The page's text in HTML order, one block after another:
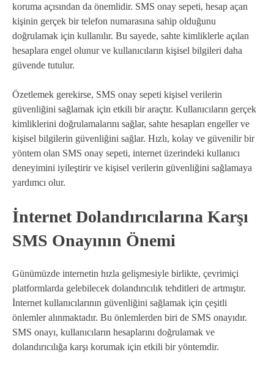
koruma açısından da önemlidir. SMS onay sepeti, hesap açan
kişinin gerçek bir telefon numarasına sahip olduğunu
doğrulamak için kullanılır. Bu sayede, sahte kimliklerle açılan
hesaplara engel olunur ve kullanıcıların kişisel bilgileri daha
güvende tutulur.
Özetlemek gerekirse, SMS onay sepeti kişisel verilerin
güvenliğini sağlamak için etkili bir araçtır. Kullanıcıların gerçek
kimliklerini doğrulamalarını sağlar, sahte hesapları engeller ve
kişisel bilgilerin güvenliğini sağlar. Hızlı, kolay ve güvenilir bir
yöntem olan SMS onay sepeti, internet üzerindeki kullanıcı
deneyimini iyileştirir ve kişisel verilerin güvenliğini sağlamaya
yardımcı olur.
İnternet Dolandırıcılarına Karşı
SMS Onayının Önemi
Günümüzde internetin hızla gelişmesiyle birlikte, çevrimiçi
platformlarda gelebilecek dolandırıcılık tehditleri de artmıştır.
İnternet kullanıcılarının güvenliğini sağlamak için çeşitli
önlemler alınmaktadır. Bu önlemlerden biri de SMS onayıdır.
SMS onayı, kullanıcıların hesaplarını doğrulamak ve
dolandırıcılığa karşı korumak için etkili bir yöntemdir.